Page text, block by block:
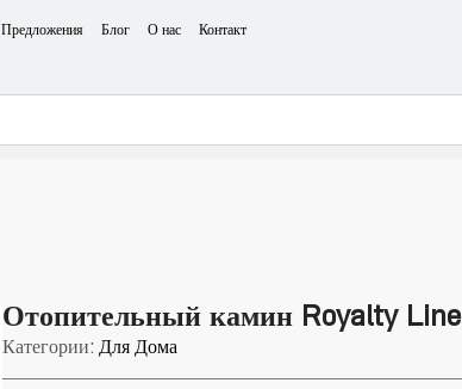
Предложения Блог О нас Контакт
Отопительный камин Royalty Line
Категории: Для Дома